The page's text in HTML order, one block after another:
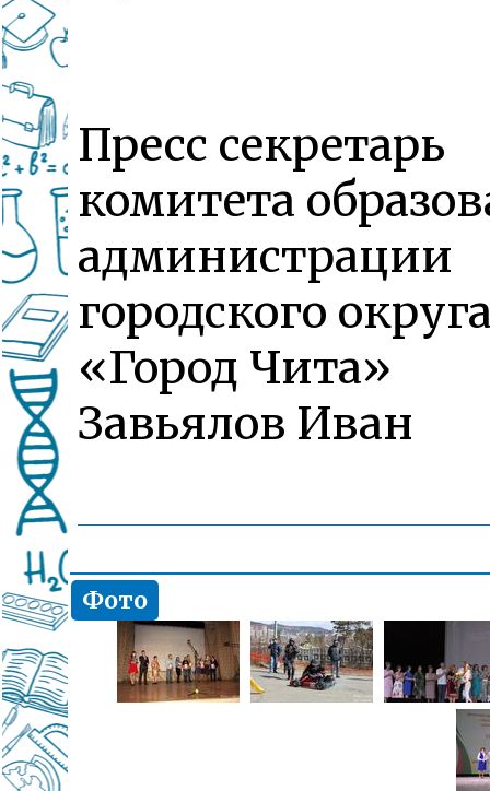
Пресс секретарь
комитета
администрации
городского
«Город Чита»
Завьялов Иван
Фото